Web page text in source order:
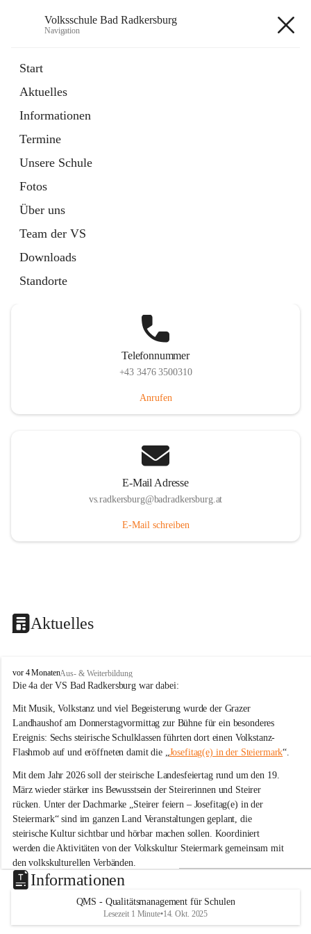
Volksschule Bad Radkersburg
Navigation
Start
Aktuelles
Informationen
Termine
Unsere Schule
Fotos
Über uns
Team der VS
Downloads
Standorte
Externe Webseite
in
Tab
Telefonnummer
+43 3476 3500310
Anrufen
E-Mail Adresse
vs.radkersburg@badradkersburg.at
E-Mail schreiben
Aktuelles
V
o
k
s
s
c
u
l
e
B
a
d
R
a
d
k
s
vor 4 MonatenAus- & Weiterbildung
Die 4a der VS Bad Radkersburg war dabei:
Mit Musik, Volkstanz und viel Begeisterung wurde der Grazer
Landhaushof am Donnerstagvormittag zur Bühne für ein besonderes
Ereignis: Sechs steirische Schulklassen führten dort einen Volkstanz-
Flashmob auf und eröffneten damit die „Josefitag(e) in der Steiermark“.
Mit dem Jahr 2026 soll der steirische Landesfeiertag rund um den 19.
März wieder stärker ins Bewusstsein der Steirerinnen und Steirer
rücken. Unter der Dachmarke „Steirer feiern – Josefitag(e) in der
Steiermark“ sind im ganzen Land Veranstaltungen geplant, die
steirische Kultur sichtbar und hörbar machen sollen. Koordiniert
werden die Aktivitäten von der Volkskultur Steiermark gemeinsam mit
den volkskulturellen Verbänden.
Tanz zu „Böll böll Kernöl“
Im Rahmen dieser Initiative studierten sechs Schulklassen aus der
Steiermark bereits im Unterricht eine einfache Volkstanz-Choreografie
Informationen
QMS - Qualitätsmanagement für Schulen
Lesezeit 1 Minute•14. Okt. 2025